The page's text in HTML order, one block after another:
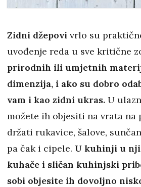
Zidni džepovi vrlo su
uvođenje reda u sve kritične
prirodnih ili umjetnih
dimenzija, i ako su dobro
vam i kao zidni ukras. U
možete ih objesiti na vrata na
držati rukavice, šalove,
pa čak i cipele. U kuhinji u
kuhače i sličan kuhinjski
sobi objesite ih dovoljno